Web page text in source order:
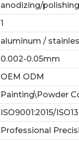
anodizing/
1
aluminum /
0.002-0.05mm
OEM ODM
Painting\Powder
ISO9001:2015/
Professional